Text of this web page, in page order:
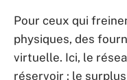
Pour ceux qui
physiques, des
virtuelle. Ici, le
réservoir : le